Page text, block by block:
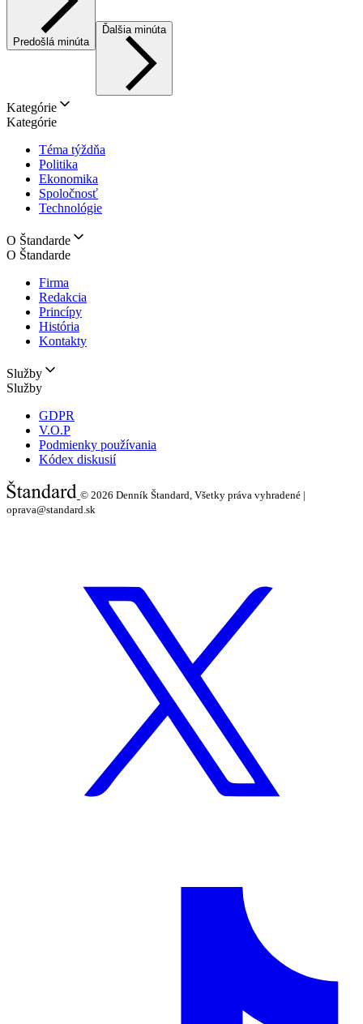
Predošlá minúta
Ďalšia minúta
Kategórie
Kategórie
Téma týždňa
Politika
Ekonomika
Spoločnosť
Technológie
O Štandarde
O Štandarde
Firma
Redakcia
Princípy
História
Kontakty
Služby
Služby
GDPR
V.O.P
Podmienky používania
Kódex diskusií
© 2026 Denník Štandard, Všetky práva vyhradené |
oprava@standard.sk